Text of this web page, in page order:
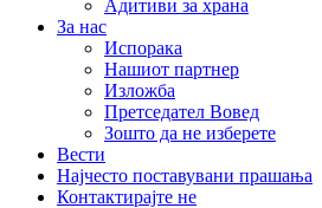
Адитиви за храна
За нас
Испорака
Нашиот партнер
Изложба
Претседател Вовед
Зошто да не изберете
Вести
Најчесто поставувани прашања
Контактирајте не